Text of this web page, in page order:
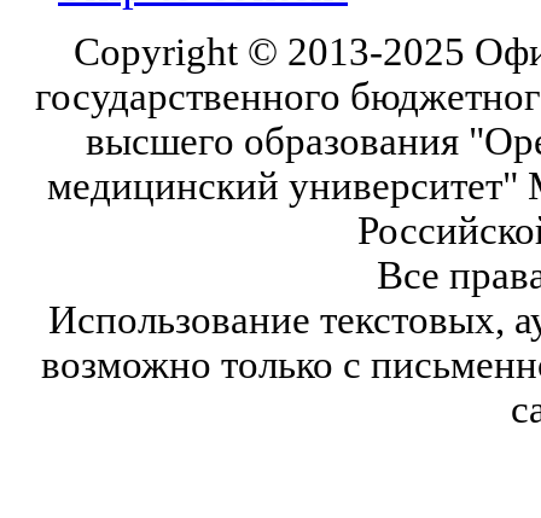
Copyright © 2013-2025
государственного
высшего образования
медицинский университет"
Все
Использование текстовых,
возможно только с